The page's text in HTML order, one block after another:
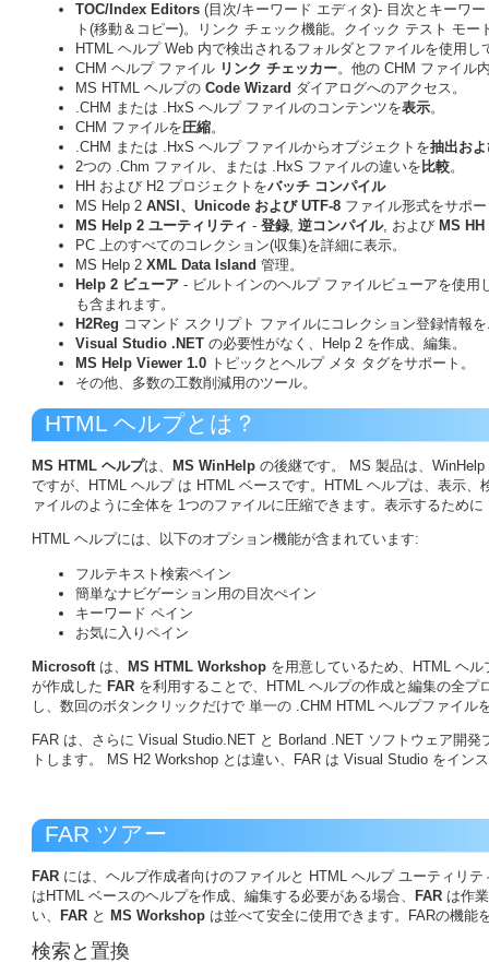
TOC/Index Editors (目次/キーワード エディタ)- 目次とキーワ
ト(移動＆コピー)。リンク チェック機能。クイック テスト モー
HTML ヘルプ Web 内で検出されるフォルダとファイルを使用し
CHM ヘルプ ファイル リンク チェッカー。他の CHM ファイル
MS HTML ヘルプの Code Wizard ダイアログへのアクセス。
.CHM または .HxS ヘルプ ファイルのコンテンツを表示。
CHM ファイルを圧縮。
.CHM または .HxS ヘルプ ファイルからオブジェクトを抽出お
2つの .Chm ファイル、または .HxS ファイルの違いを 比較。
HH および H2 プロジェクトをバッチ コンパイル
MS Help 2 ANSI、Unicode および UTF-8 ファイル形式をサポ
MS Help 2 ユーティリティ - 登録, 逆コンパイル, および MS
PC 上のすべてのコレクション(収集)を詳細に表示。
MS Help 2 XML Data Island 管理。
Help 2 ビューア - ビルトインのヘルプ ファイルビューアを使
も含まれます。
H2Reg コマンド スクリプト ファイルにコレクション登録情報
Visual Studio .NET の必要性がなく、Help 2 を作成、編集。
MS Help Viewer 1.0 トピックとヘルプ メタ タグをサポート。
その他、多数の工数削減用のツール。
HTML ヘルプとは？
MS HTML ヘルプは、 MS WinHelp の後継です。 MS 製品は、
ですが、HTML ヘルプ は HTML ベースです。HTML ヘルプは、表示
ァイルのように全体を 1つのファイルに圧縮できます。表示するため
HTML ヘルプには、以下のオプション機能が含まれています:
フルテキスト検索ペイン
簡単なナビゲーション用の目次ぺイン
キーワード ペイン
お気に入りペイン
Microsoft は、 MS HTML Workshop を用意しているため、HTML ヘ
が作成した FAR を利用することで、HTML ヘルプの作成と編集の全プ
し、数回のボタンクリックだけで 単一の .CHM HTML ヘルプファイル
FAR は、さらに Visual Studio.NET と Borland .NET ソフトウェア開
トします。 MS H2 Workshop とは違い、FAR は Visual Studio をイン
FAR ツアー
FAR には、ヘルプ作成者向けのファイルと HTML ヘルプ ユーティリ
はHTML ベースのヘルプを作成、編集する必要がある場合、
FAR は作
い、
FAR と MS Workshop は並べて安全に使用できます。FARの機能
検索と置換